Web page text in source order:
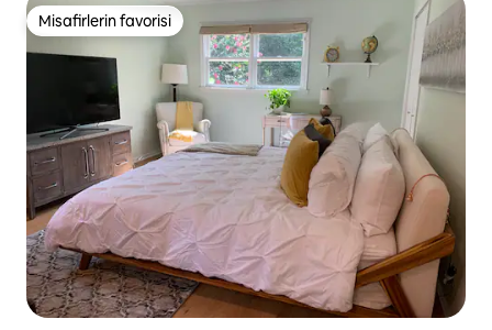
Misafirlerin favorisi
Misafirlerin favorisi